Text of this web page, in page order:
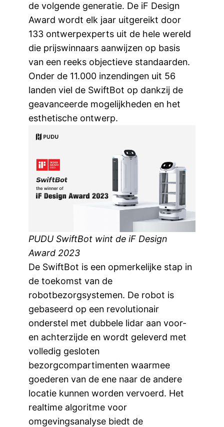
de volgende generatie. De iF Design
Award wordt elk jaar uitgereikt door
133 ontwerpexperts uit de hele wereld
die prijswinnaars aanwijzen op basis
van een reeks objectieve standaarden.
Onder de 11.000 inzendingen uit 56
landen viel de SwiftBot op dankzij de
geavanceerde mogelijkheden en het
esthetische ontwerp.
PUDU SwiftBot wint de iF Design
Award 2023
De SwiftBot is een opmerkelijke stap in
de toekomst van de
robotbezorgsystemen. De robot is
gebaseerd op een revolutionair
onderstel met dubbele lidar aan voor-
en achterzijde en wordt geleverd met
volledig gesloten
bezorgcompartimenten waarmee
goederen van de ene naar de andere
locatie kunnen worden vervoerd. Het
realtime algoritme voor
omgevingsanalyse biedt de